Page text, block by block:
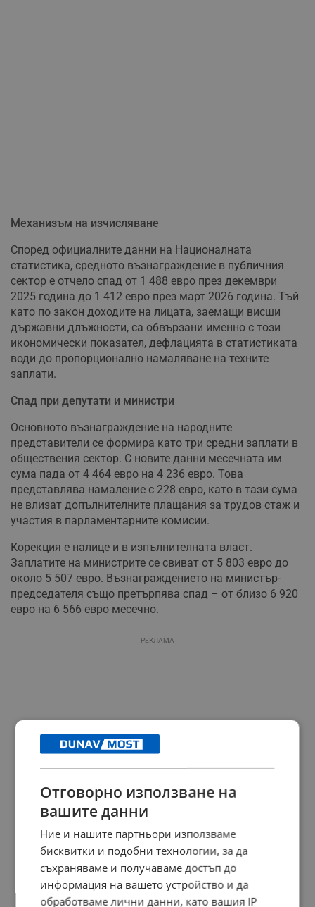
Механизъм на изчисляване
Според официалните данни на Националната
статистика, средното възнаграждение в публичния
сектор е отчело спад от 1 488 евро през декември
2025 година до 1 412 евро през март 2026 година. Тъй
като по закон доходите на лицата, заемащи висши
държавни длъжности, са обвързани именно с този
икономически показател, дефлацията в статистиката
води до пропорционално намаляване на техните
заплати.
Спад при депутати и министри
Основното възнаграждение на народните
представители се формира като три средни заплати в
обществения сектор. С новите данни месечната им
сума пада от 4 464 евро на 4 236 евро. Това
представлява намаление с 228 евро, като в тази сума
не влизат допълнителните плащания за трудов стаж и
участия в парламентарните комисии.
Корекция е налице и в изпълнителната власт.
Заплатите на министрите се свиват от 5 803 евро до
около 5 507 евро. Възнаграждението на министър-
председателя също претърпява спад – от близо 6 920
евро на 6 566 евро месечно.
РЕКЛАМА
Отговорно използване на
вашите данни
Ние и нашите партньори използваме
бисквитки и подобни технологии, за да
съхраняваме и получаваме достъп до
информация на вашето устройство и да
обработваме лични данни, като вашия IP